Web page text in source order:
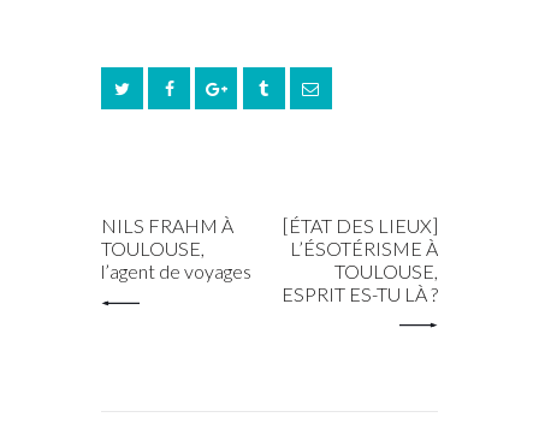
NILS FRAHM À
TOULOUSE,
l’agent de voyages
[ÉTAT DES LIEUX]
L’ÉSOTÉRISME À
TOULOUSE,
ESPRIT ES-TU LÀ ?